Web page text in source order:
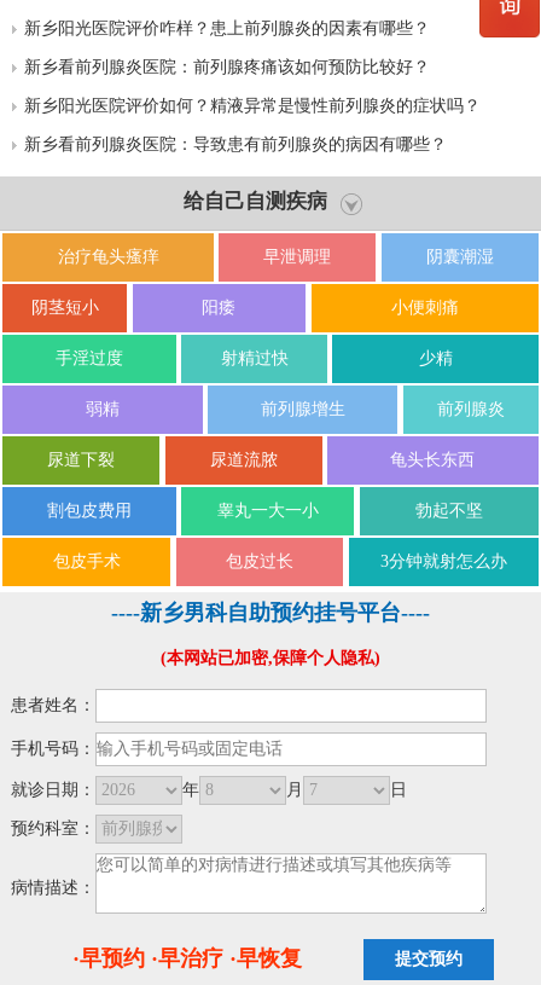
新乡阳光医院评价咋样？患上前列腺炎的因素有哪些？
新乡看前列腺炎医院：前列腺疼痛该如何预防比较好？
新乡阳光医院评价如何？精液异常是慢性前列腺炎的症状吗？
新乡看前列腺炎医院：导致患有前列腺炎的病因有哪些？
给自己自测疾病
治疗龟头瘙痒 早泄调理 阴囊潮湿
阴茎短小 阳痿 小便刺痛
手淫过度 射精过快 少精
弱精 前列腺增生 前列腺炎
尿道下裂 尿道流脓 龟头长东西
割包皮费用 睾丸一大一小 勃起不坚
包皮手术 包皮过长 3分钟就射怎么办
----新乡男科自助预约挂号平台----
(本网站已加密,保障个人隐私)
患者姓名：
手机号码：
就诊日期： 年 月 日
预约科室：
病情描述：
·早预约 ·早治疗 ·早恢复